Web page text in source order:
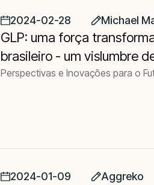
2024-02-28 Michael
GLP: uma força
brasileiro - um vislumbre
Perspectivas e Inovações para o
2024-01-09 Aggreko